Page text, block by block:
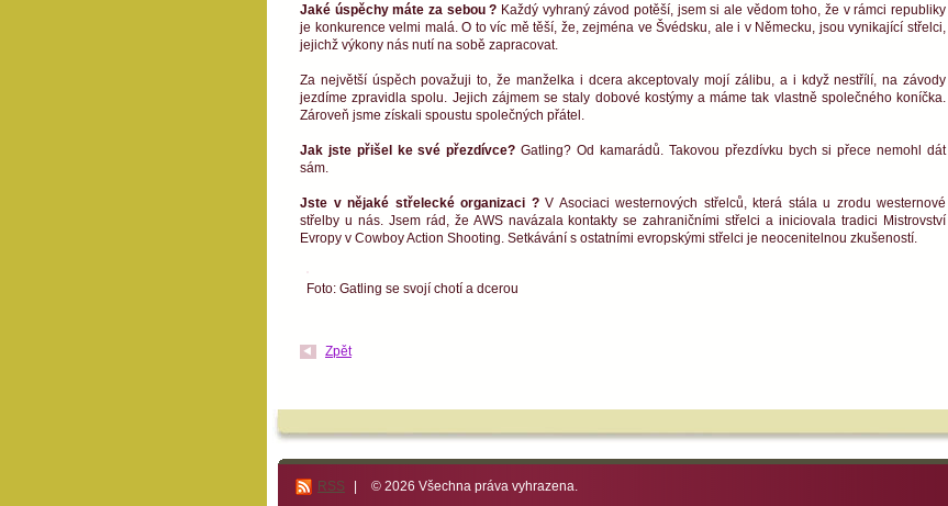
Jaké úspěchy máte za sebou ? Každý vyhraný závod potěší, jsem si ale vědom toho, že v rámci republiky
je konkurence velmi malá. O to víc mě těší, že, zejména ve Švédsku, ale i v Německu, jsou vynikající střelci,
jejichž výkony nás nutí na sobě zapracovat.
Za největší úspěch považuji to, že manželka i dcera akceptovaly mojí zálibu, a i když nestřílí, na závody
jezdíme zpravidla spolu. Jejich zájmem se staly dobové kostýmy a máme tak vlastně společného koníčka.
Zároveň jsme získali spoustu společných přátel.
Jak jste přišel ke své přezdívce?Gatling? Od kamarádů. Takovou přezdívku bych si přece nemohl dát
sám.
Jste v nějaké střelecké organizaci ? V Asociaci westernových střelců, která stála u zrodu westernové
střelby u nás. Jsem rád, že AWS navázala kontakty se zahraničními střelci a iniciovala tradici Mistrovství
Evropy v Cowboy Action Shooting. Setkávání s ostatními evropskými střelci je neocenitelnou zkušeností.
Foto: Gatling se svojí chotí a dcerou
Zpět
RSS | © 2026 Všechna práva vyhrazena.